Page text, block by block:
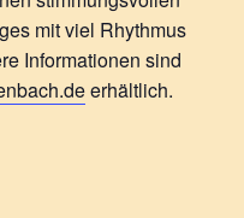
mit viel Rhythmus
Informationen sind
erhältlich.